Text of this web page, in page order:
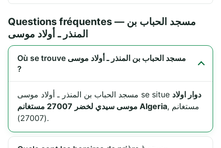
Questions fréquentes — مسجد الحباب بن
المنذر ـ أولاد موسى
Où se trouve مسجد الحباب بن المنذر ـ أولاد موسى
?
مسجد الحباب بن المنذر ـ أولاد موسى se situe دوار اولاد
موسى سيدي لخضر 27007 مستغانم Algeria, مستغانم
(27007).